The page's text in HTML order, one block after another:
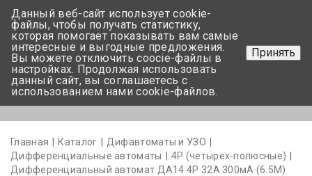
+375 17-350-99-56
+375 44-752-82-08
Задать вопрос
Главная Каталог
Дифавтоматы и УЗО
Дифференциальные автоматы
4Р (четырех-полюсные)
Дифференциальный автомат ДА14 4P 32А 300мА (6.5М)
Данный веб-сайт использует cookie-
файлы, чтобы получать статистику,
которая помогает показывать вам самые
интересные и выгодные предложения.
Вы можете отключить coocie-файлы в
настройках. Продолжая использовать
данный сайт, вы соглашаетесь с
использованием нами cookie-файлов.
Принять